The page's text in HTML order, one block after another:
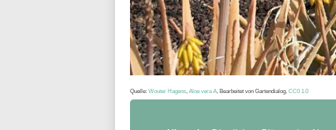
Quelle: Wouter Hagens, Aloe vera A, Bearbeitet von Gartendialog, CC0 1.0